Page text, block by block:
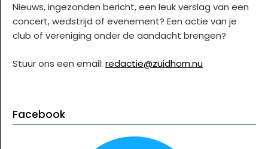
Nieuws, ingezonden bericht, een leuk verslag van een
concert, wedstrijd of evenement? Een actie van je
club of vereniging onder de aandacht brengen?
Stuur ons een email: redactie@zuidhorn.nu
Facebook